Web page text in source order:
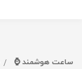
ساعت هوشمند ⌚